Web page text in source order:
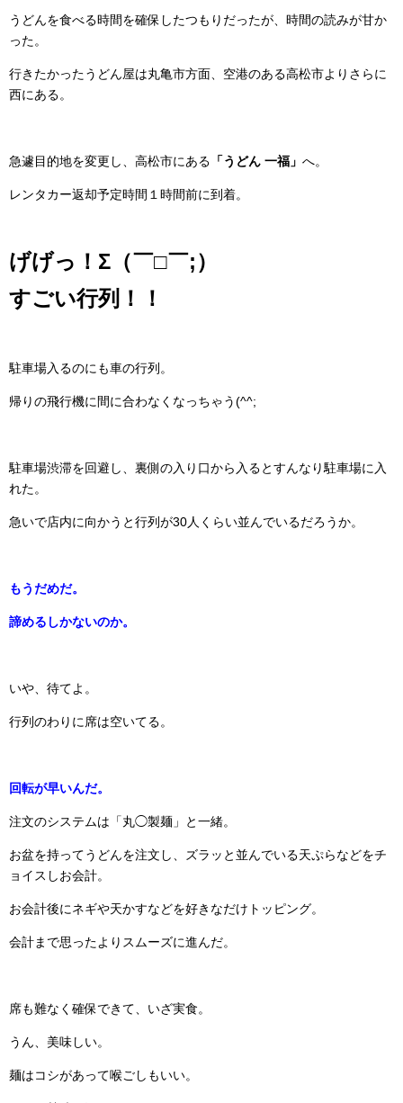
うどんを食べる時間を確保したつもりだったが、時間の読みが甘か
った。
行きたかったうどん屋は丸亀市方面、空港のある高松市よりさらに
西にある。
急遽目的地を変更し、高松市にある 「うどん 一福」 へ。
レンタカー返却予定時間１時間前に到着。
げげっ！Σ（￣□￣;）
すごい行列！！
駐車場入るのにも車の行列。
帰りの飛行機に間に合わなくなっちゃう(^^;
駐車場渋滞を回避し、裏側の入り口から入るとすんなり駐車場に入
れた。
急いで店内に向かうと行列が30人くらい並んでいるだろうか。
もうだめだ。
諦めるしかないのか。
いや、待てよ。
行列のわりに席は空いてる。
回転が早いんだ。
注文のシステムは「丸◯製麺」と一緒。
お盆を持ってうどんを注文し、ズラッと並んでいる天ぷらなどをチ
ョイスしお会計。
お会計後にネギや天かすなどを好きなだけトッピング。
会計まで思ったよりスムーズに進んだ。
席も難なく確保できて、いざ実食。
うん、美味しい。
麺はコシがあって喉ごしもいい。